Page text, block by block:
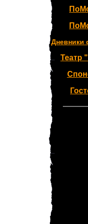
Дневники
Театр